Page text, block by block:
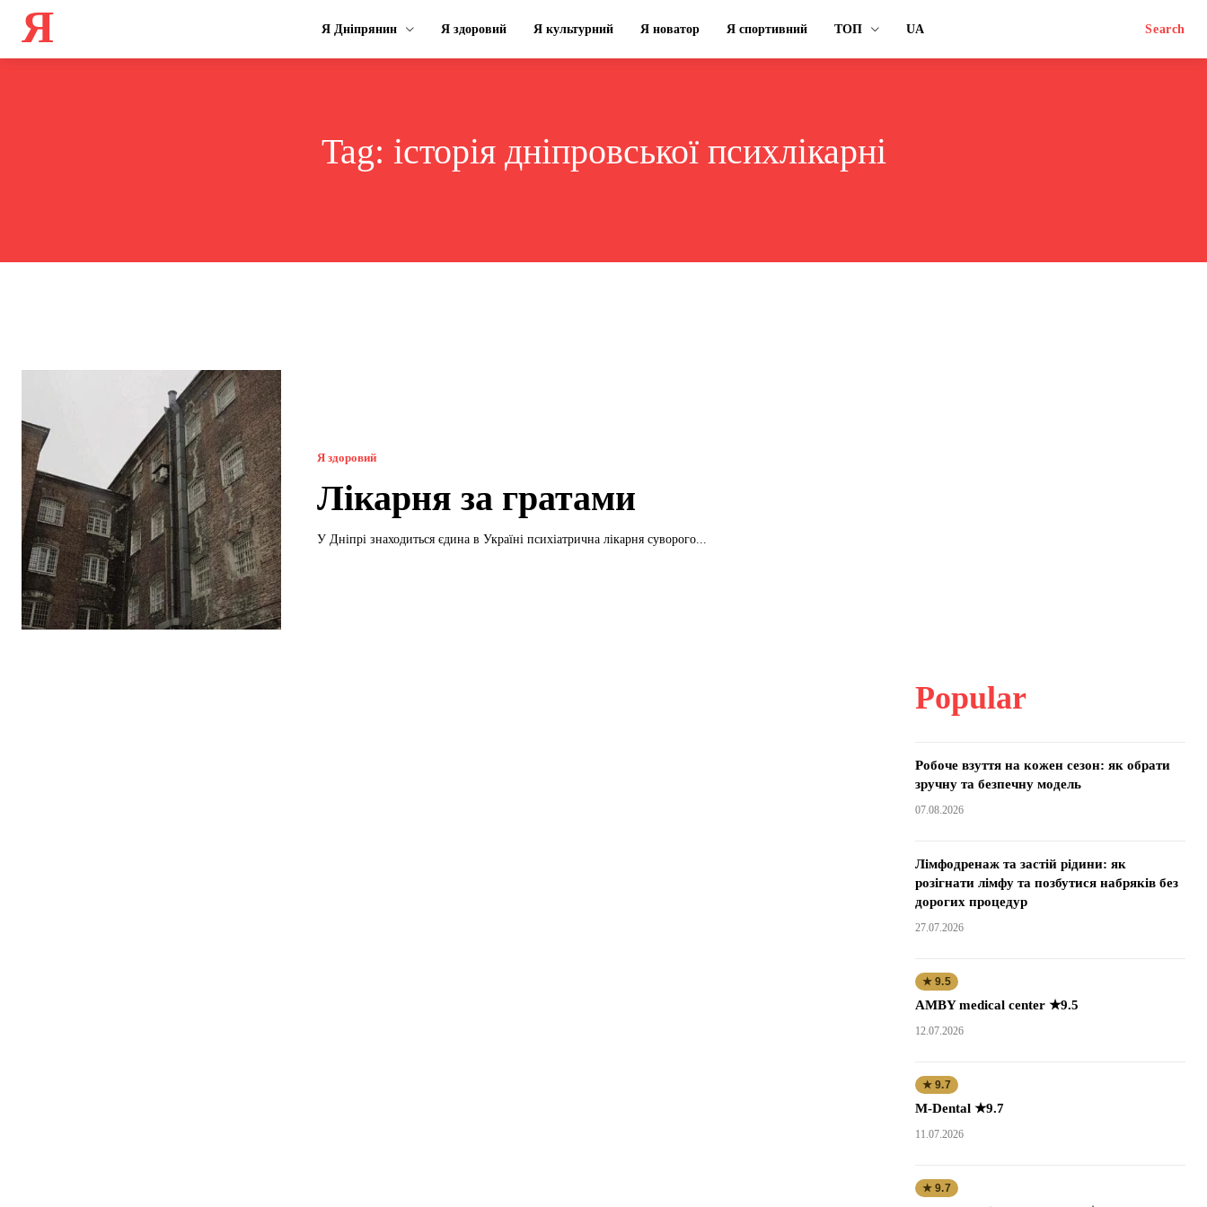
Я Я Дніпрянин Я здоровий Я культурний Я новатор Я спортивний ТОП UA Search
Tag: історія дніпровської психлікарні
Я здоровий
Лікарня за гратами
У Дніпрі знаходиться єдина в Україні психіатрична лікарня суворого...
Popular
Робоче взуття на кожен сезон: як обрати
зручну та безпечну модель
07.08.2026
Лімфодренаж та застій рідини: як
розігнати лімфу та позбутися набряків без
дорогих процедур
27.07.2026
★ 9.5
AMBY medical center ★9.5
12.07.2026
★ 9.7
M-Dental ★9.7
11.07.2026
★ 9.7